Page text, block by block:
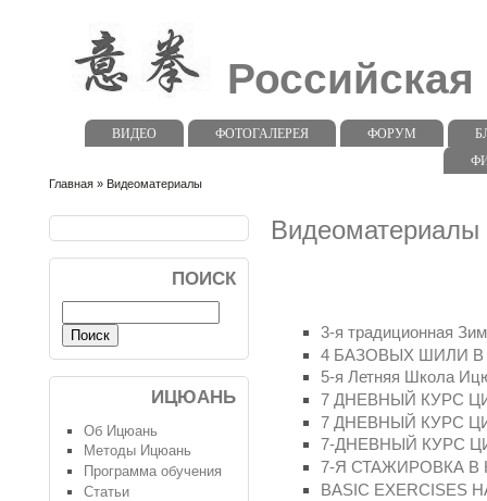
ВИДЕО ФОТОГАЛЕРЕЯ ФОРУМ
Главная » Видеоматериалы
Видеоматериалы
3-я традиционная
4 БАЗОВЫХ ШИЛИ
5-я Летняя Школа
7 ДНЕВНЫЙ КУРС
7 ДНЕВНЫЙ КУРС
7-ДНЕВНЫЙ КУРС
7-Я СТАЖИРОВКА
BASIC EXERCISES
ПОИСК
ИЦЮАНЬ
Об Ицюань
Методы Ицюань
Программа обучения
Статьи